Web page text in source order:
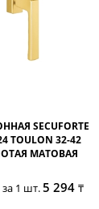
SECUFORTE
TOULON 32-42
МАТОВАЯ
1 шт.5 294 ₸